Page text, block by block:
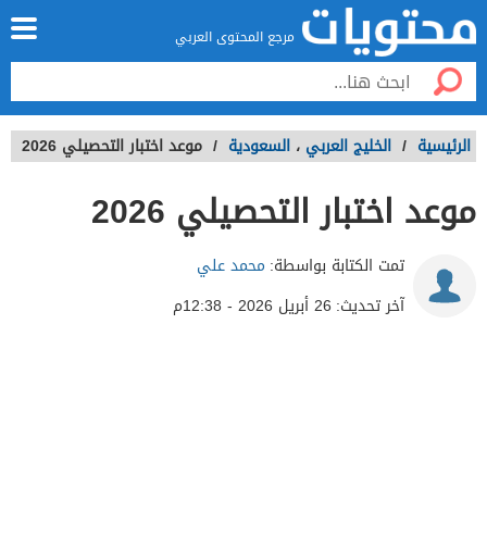
مرجع المحتوى العربي
الرئيسية / الخليج العربي ، السعودية / موعد اختبار التحصيلي 2026
موعد اختبار التحصيلي 2026
تمت الكتابة بواسطة: محمد علي
آخر تحديث: 26 أبريل 2026 - 12:38م